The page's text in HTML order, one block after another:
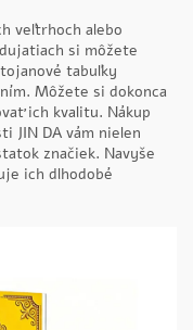
veľtrhoch alebo
si môžete
tabuľky
Môžete si dokonca
ich kvalitu. Nákup
JIN DA vám nielen
značiek. Navyše
ich dlhodobé